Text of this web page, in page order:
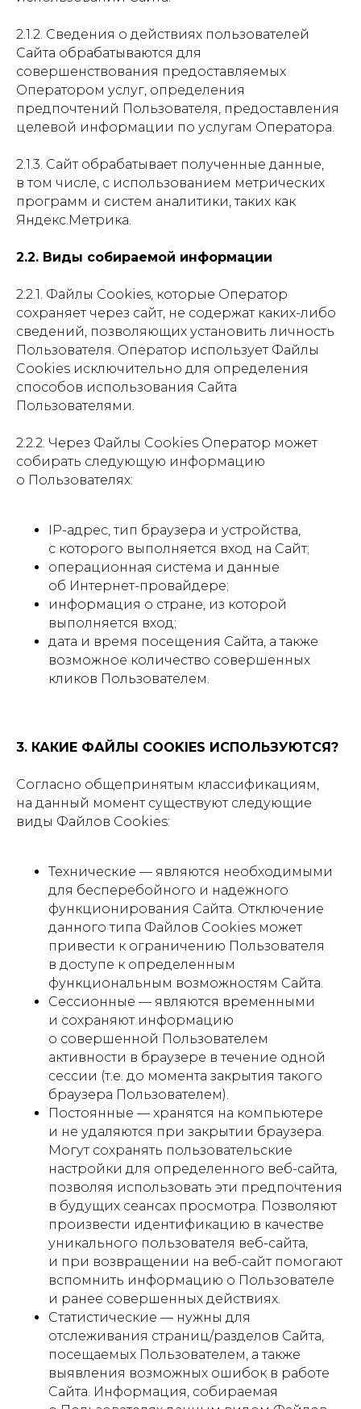
2.1.2. Сведения о действиях пользователей
Сайта обрабатываются для
совершенствования предоставляемых
Оператором услуг, определения
предпочтений Пользователя, предоставления
целевой информации по услугам Оператора.
2.1.3. Сайт обрабатывает полученные данные,
в том числе, с использованием метрических
программ и систем аналитики, таких как
Яндекс.Метрика.
2.2. Виды собираемой информации
2.2.1. Файлы Cookies, которые Оператор
сохраняет через сайт, не содержат каких-либо
сведений, позволяющих установить личность
Пользователя. Оператор использует Файлы
Cookies исключительно для определения
способов использования Сайта
Пользователями.
2.2.2. Через Файлы Cookies Оператор может
собирать следующую информацию
о Пользователях:
IP-адрес, тип браузера и устройства,
с которого выполняется вход на Сайт;
операционная система и данные
об Интернет-провайдере;
информация о стране, из которой
выполняется вход;
дата и время посещения Сайта, а также
возможное количество совершенных
кликов Пользователем.
3. КАКИЕ ФАЙЛЫ COOKIES ИСПОЛЬЗУЮТСЯ?
Согласно общепринятым классификациям,
на данный момент существуют следующие
виды Файлов Cookies:
Технические — являются необходимыми
для бесперебойного и надежного
функционирования Сайта. Отключение
данного типа Файлов Cookies может
привести к ограничению Пользователя
в доступе к определенным
функциональным возможностям Сайта.
Сессионные — являются временными
и сохраняют информацию
о совершенной Пользователем
активности в браузере в течение одной
сессии (т.е. до момента закрытия такого
браузера Пользователем).
Постоянные — хранятся на компьютере
и не удаляются при закрытии браузера.
Могут сохранять пользовательские
настройки для определенного веб-сайта,
позволяя использовать эти предпочтения
в будущих сеансах просмотра. Позволяют
произвести идентификацию в качестве
уникального пользователя веб-сайта,
и при возвращении на веб-сайт помогают
вспомнить информацию о Пользователе
и ранее совершенных действиях.
Статистические — нужны для
отслеживания страниц/разделов Сайта,
посещаемых Пользователем, а также
выявления возможных ошибок в работе
Сайта. Информация, собираемая